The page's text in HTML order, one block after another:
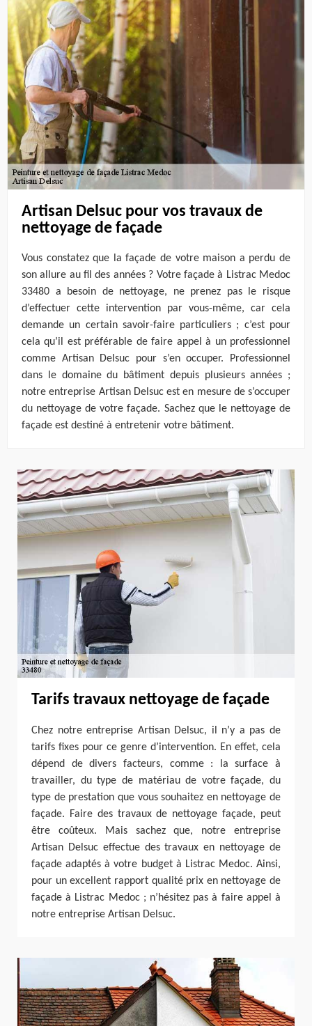
Artisan Delsuc pour vos travaux de
nettoyage de façade
Vous constatez que la façade de votre maison a perdu de
son allure au fil des années ? Votre façade à Listrac Medoc
33480 a besoin de nettoyage, ne prenez pas le risque
d’effectuer cette intervention par vous-même, car cela
demande un certain savoir-faire particuliers ; c’est pour
cela qu’il est préférable de faire appel à un professionnel
comme Artisan Delsuc pour s’en occuper. Professionnel
dans le domaine du bâtiment depuis plusieurs années ;
notre entreprise Artisan Delsuc est en mesure de s’occuper
du nettoyage de votre façade. Sachez que le nettoyage de
façade est destiné à entretenir votre bâtiment.
Tarifs travaux nettoyage de façade
Chez notre entreprise Artisan Delsuc, il n’y a pas de
tarifs fixes pour ce genre d’intervention. En effet, cela
dépend de divers facteurs, comme : la surface à
travailler, du type de matériau de votre façade, du
type de prestation que vous souhaitez en nettoyage de
façade. Faire des travaux de nettoyage façade, peut
être coûteux. Mais sachez que, notre entreprise
Artisan Delsuc effectue des travaux en nettoyage de
façade adaptés à votre budget à Listrac Medoc. Ainsi,
pour un excellent rapport qualité prix en nettoyage de
façade à Listrac Medoc ; n’hésitez pas à faire appel à
notre entreprise Artisan Delsuc.